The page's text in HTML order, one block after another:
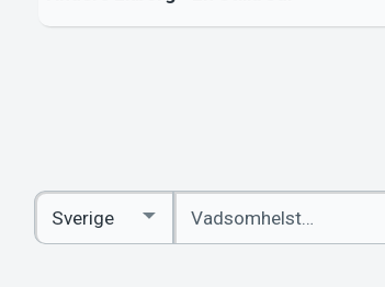
Ange
sökord
Select
Country